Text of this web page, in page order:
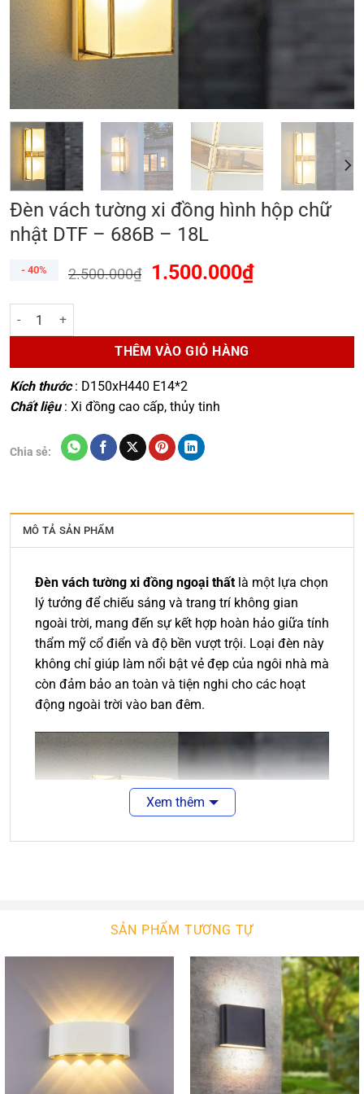
Đèn vách tường xi đồng hình hộp chữ
nhật DTF – 686B – 18L
- 40% 2.500.000₫ 1.500.000₫
Đèn vách tường xi đồng hình hộp chữ nhật DTF - 686B - 18L số lượng
THÊM VÀO GIỎ HÀNG
Kích thước: D150xH440 E14*2
Chất liệu: Xi đồng cao cấp, thủy tinh
Chia sẻ:
MÔ TẢ SẢN PHẨM
Đèn vách tường xi đồng ngoại thất là một lựa chọn
lý tưởng để chiếu sáng và trang trí không gian
ngoài trời, mang đến sự kết hợp hoàn hảo giữa tính
thẩm mỹ cổ điển và độ bền vượt trội. Loại đèn này
không chỉ giúp làm nổi bật vẻ đẹp của ngôi nhà mà
còn đảm bảo an toàn và tiện nghi cho các hoạt
động ngoài trời vào ban đêm.
Đặc Điểm Nổi Bật Của Đèn Vách Tường Xi Đồng
Ngoại Thất
Xem thêm
SẢN PHẨM TƯƠNG TỰ